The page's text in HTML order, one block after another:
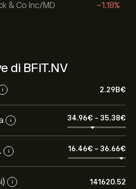
& Co Inc/MD
-1.18%
di BFIT.NV
i 2.29B‎€‎
i 34.96‎€‎ - 35.38‎€‎
i 16.46‎€‎ - 36.66‎€‎
i 141620.52